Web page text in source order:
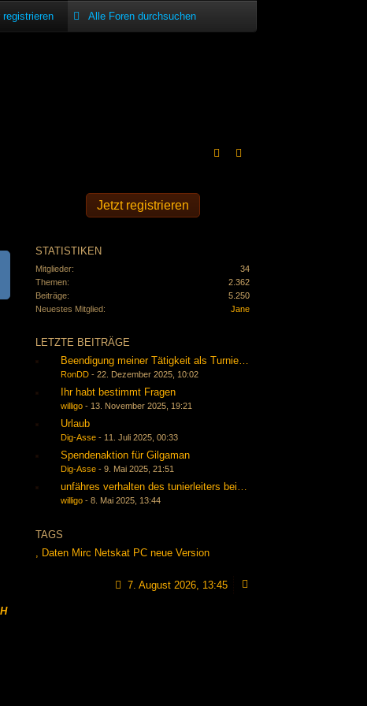
Jetzt registrieren
STATISTIKEN
Mitglieder
34
Themen
2.362
Beiträge
5.250
Neuestes Mitglied
Jane
LETZTE BEITRÄGE
Beendigung meiner Tätigkeit als Turnierleiter, Baerti übernimmt
RonDD -22. Dezember 2025, 10:02
Ihr habt bestimmt Fragen
willigo - 13. November 2025, 19:21
Urlaub
Dig-Asse - 11. Juli 2025, 00:33
Spendenaktion für Gilgaman
Dig-Asse -9. Mai 2025, 21:51
unfähres verhalten des tunierleiters bei der wilden 13 start am
willigo -8. Mai 2025, 13:44
TAGS
, Daten Mirc Netskat PC neue Version
7. August 2026, 13:45